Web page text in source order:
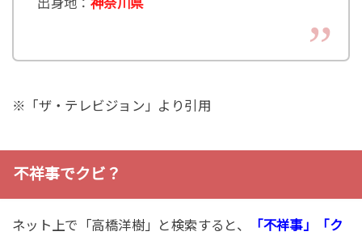
出身地： 神奈川県
※「ザ・テレビジョン」より引用
不祥事でクビ？
ネット上で「高橋洋樹」と検索すると、
「不祥事」「ク